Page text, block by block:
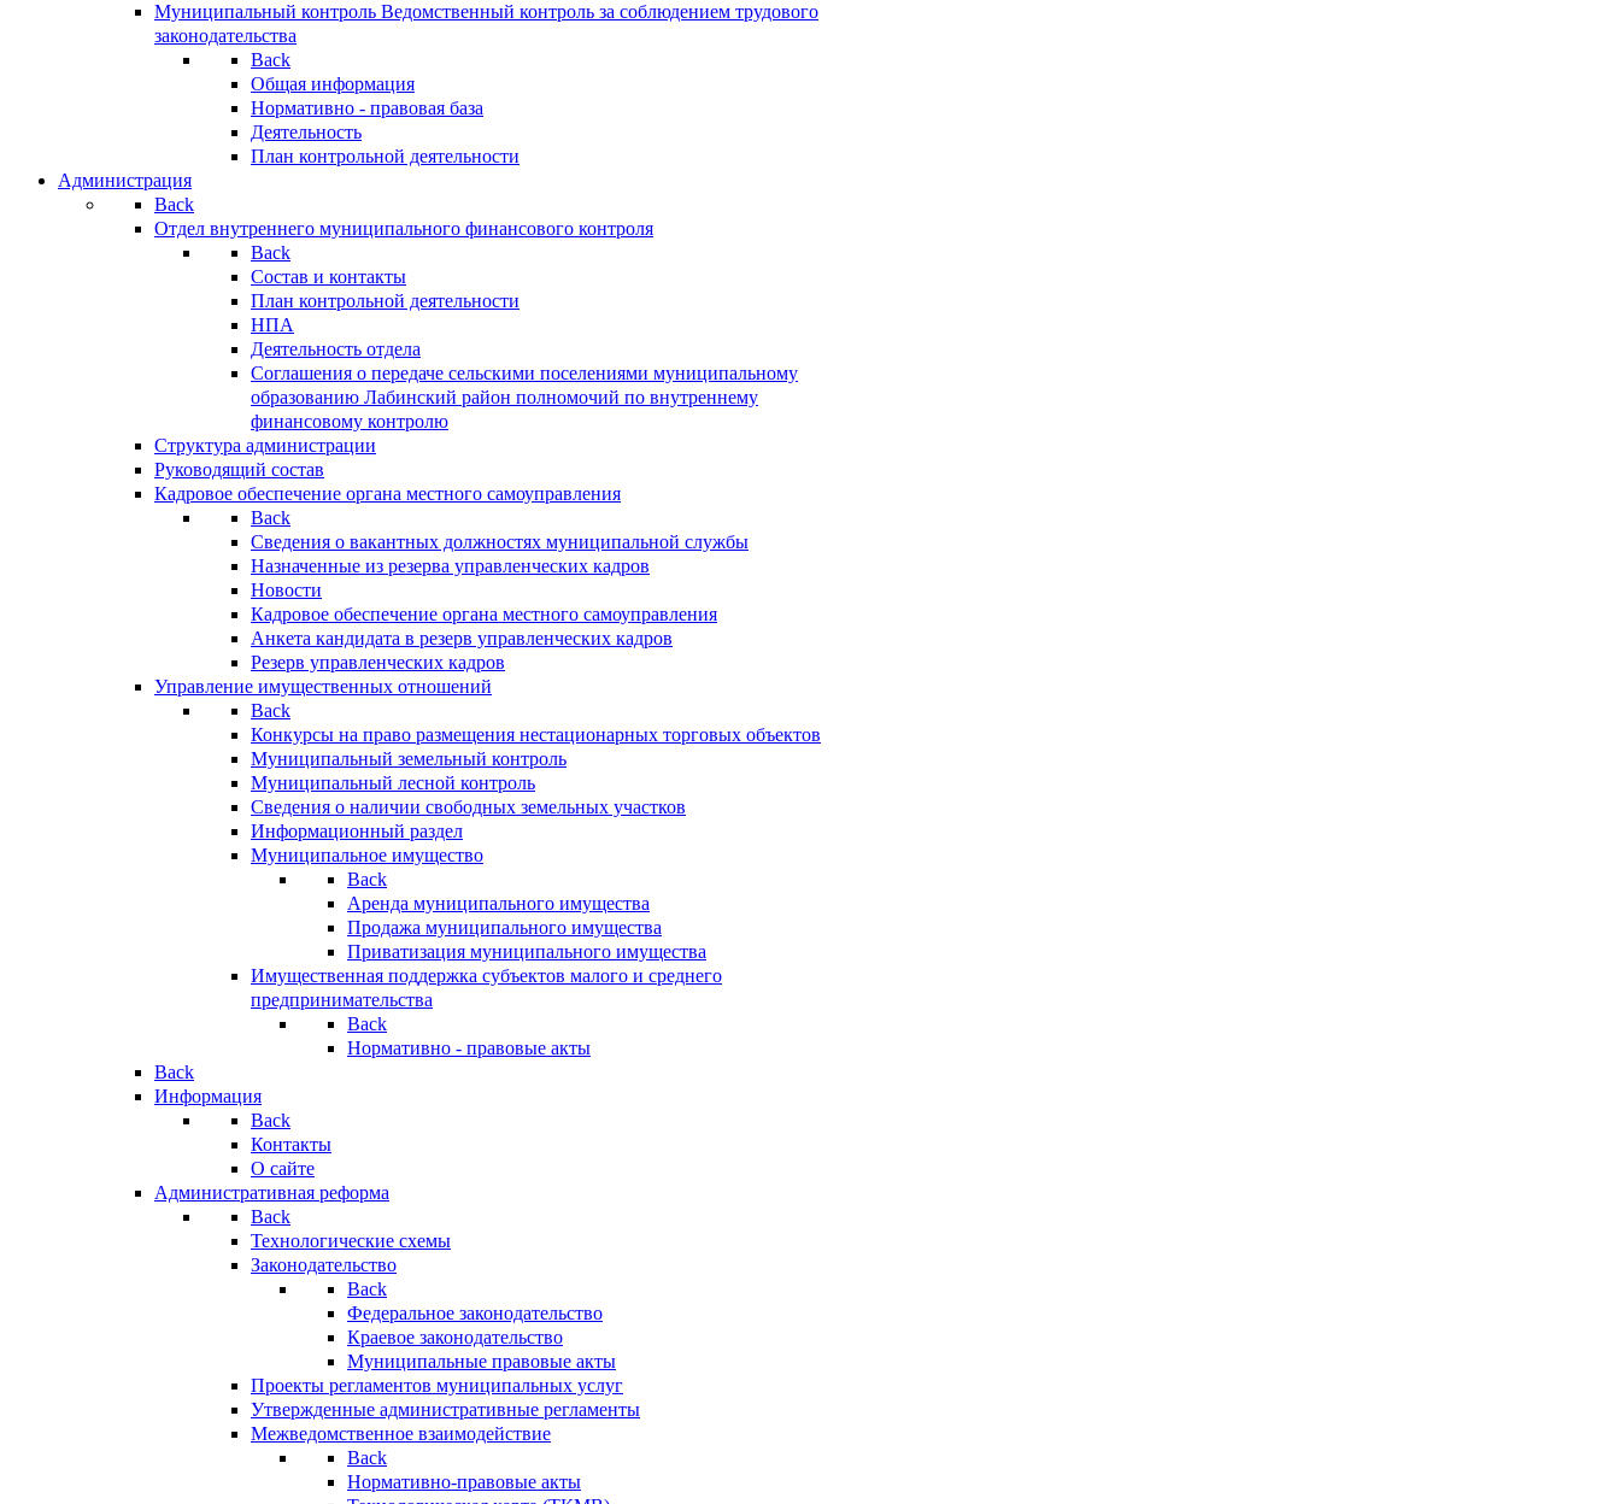
Муниципальный контроль Ведомственный контроль за соблюдением трудового
законодательства
Back
Общая информация
Нормативно - правовая база
Деятельность
План контрольной деятельности
Администрация
Back
Отдел внутреннего муниципального финансового контроля
Back
Состав и контакты
План контрольной деятельности
НПА
Деятельность отдела
Соглашения о передаче сельскими поселениями муниципальному
образованию Лабинский район полномочий по внутреннему
финансовому контролю
Структура администрации
Руководящий состав
Кадровое обеспечение органа местного самоуправления
Back
Сведения о вакантных должностях муниципальной службы
Назначенные из резерва управленческих кадров
Новости
Кадровое обеспечение органа местного самоуправления
Анкета кандидата в резерв управленческих кадров
Резерв управленческих кадров
Управление имущественных отношений
Back
Конкурсы на право размещения нестационарных торговых объектов
Муниципальный земельный контроль
Муниципальный лесной контроль
Сведения о наличии свободных земельных участков
Информационный раздел
Муниципальное имущество
Back
Аренда муниципального имущества
Продажа муниципального имущества
Приватизация муниципального имущества
Имущественная поддержка субъектов малого и среднего
предпринимательства
Back
Нормативно - правовые акты
Back
Информация
Back
Контакты
О сайте
Административная реформа
Back
Технологические схемы
Законодательство
Back
Федеральное законодательство
Краевое законодательство
Муниципальные правовые акты
Проекты регламентов муниципальных услуг
Утвержденные административные регламенты
Межведомственное взаимодействие
Back
Нормативно-правовые акты